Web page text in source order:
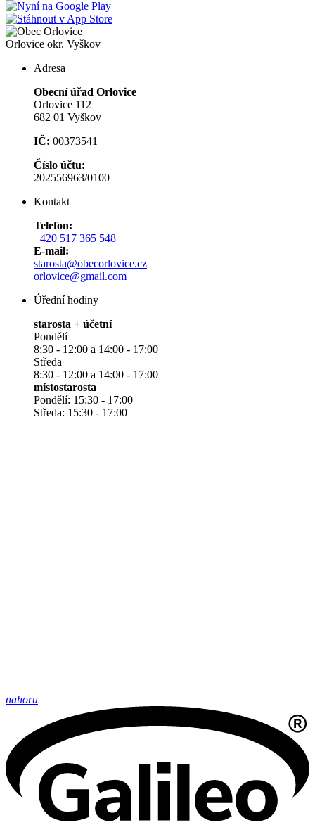
Orlovice okr. Vyškov
Adresa
Obecní úřad Orlovice
Orlovice 112
682 01 Vyškov
IČ: 00373541
Číslo účtu:
202556963/0100
Kontakt
Telefon:
+420 517 365 548
E-mail:
starosta@obecorlovice.cz
orlovice@gmail.com
Úřední hodiny
starosta + účetní
Pondělí
8:30 - 12:00 a 14:00 - 17:00
Středa
8:30 - 12:00 a 14:00 - 17:00
místostarosta
Pondělí: 15:30 - 17:00
Středa: 15:30 - 17:00
nahoru